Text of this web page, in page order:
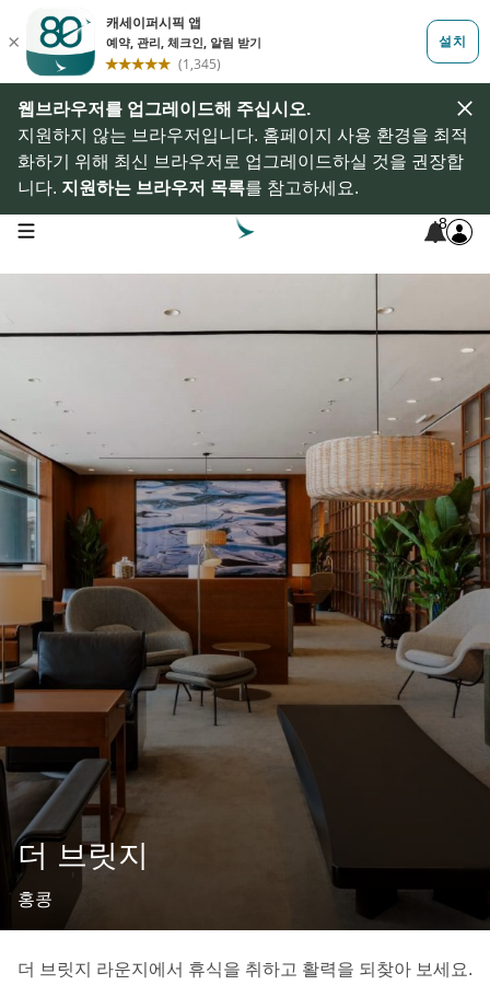
웹브라우저를 업그레이드해 주십시오.
지원하지 않는 브라우저입니다. 홈페이지 사용 환경을 최적
화하기 위해 최신 브라우저로 업그레이드하실 것을 권장합
니다. 지원하는 브라우저 목록를 참고하세요.
open navigation menu 8
더 브릿지
홍콩
더 브릿지 라운지에서 휴식을 취하고 활력을 되찾아 보세요.